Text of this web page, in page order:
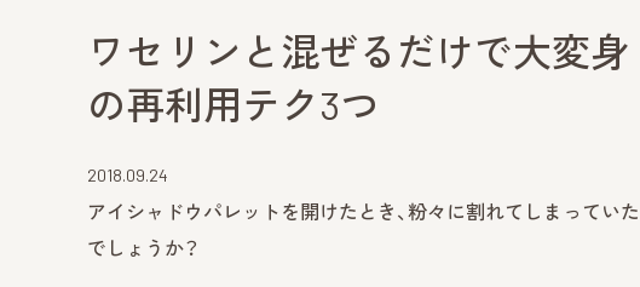
ワセリンと混ぜるだけで大変身
の再利用テク3つ
2018.09.24
アイシャドウパレットを開けたとき、粉々に割れてしまって
でしょうか？